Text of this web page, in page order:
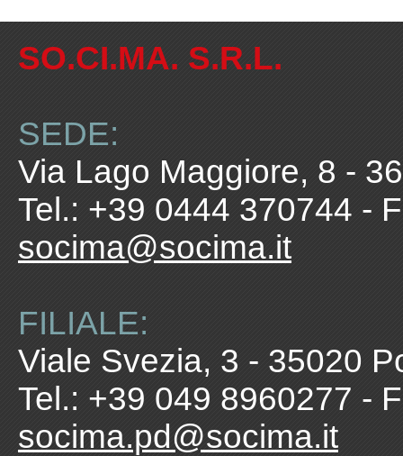
SO.CI.MA. S.R.L.
SEDE:
Via Lago Maggiore, 8 -
Tel.: +39 0444 370744 -
socima@socima.it
FILIALE:
Viale Svezia, 3 - 35020
Tel.: +39 049 8960277 -
socima.pd@socima.it